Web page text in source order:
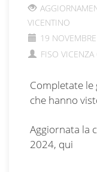
VICENTINO
19
FISO VICENZA
Completate le
che hanno
Aggiornata la
2024, qui